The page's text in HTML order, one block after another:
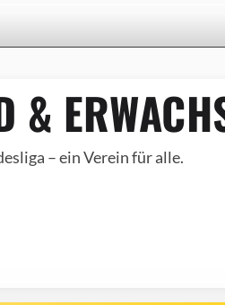
– ein Verein für alle.